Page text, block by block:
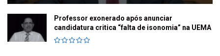
Professor exonerado após anunciar
candidatura critica “falta de isonomia” na UEMA